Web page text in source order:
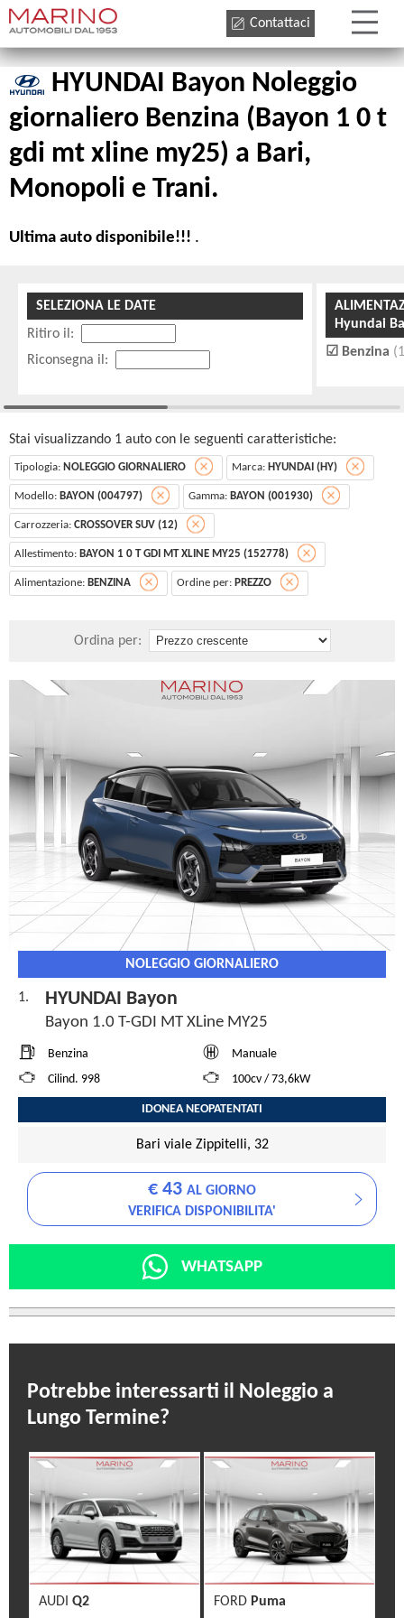
Contattaci
HYUNDAI Bayon Noleggio
giornaliero Benzina (Bayon 1 0 t
gdi mt xline my25) a Bari,
Monopoli e Trani.
Ultima auto disponibile!!! .
SELEZIONA LE DATE
Ritiro il:
Riconsegna il:
Hyundai
Benzina
Stai visualizzando 1 auto con le seguenti caratteristiche:
Tipologia: NOLEGGIO GIORNALIERO Marca: HYUNDAI (HY)
Modello: BAYON (004797) Gamma: BAYON (001930)
Carrozzeria: CROSSOVER SUV (12)
Allestimento: BAYON 1 0 T GDI MT XLINE MY25 (152778)
Alimentazione: BENZINA Ordine per: PREZZO
Ordina per:
NOLEGGIO GIORNALIERO
1. HYUNDAI Bayon
Bayon 1.0 T-GDI MT XLine MY25
Benzina
Manuale
Cilind. 998
100cv / 73,6kW
IDONEA NEOPATENTATI
Bari viale Zippitelli, 32
€ 43 AL GIORNO
VERIFICA DISPONIBILITA'
WHATSAPP
Potrebbe interessarti il Noleggio a
Lungo Termine?
AUDI Q2 FORD Puma